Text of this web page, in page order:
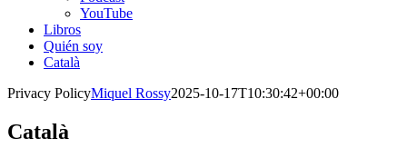
YouTube
Libros
Quién soy
Català
Privacy PolicyMiquel Rossy2025-10-17T10:30:42+00:00
Català